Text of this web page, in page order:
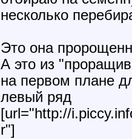
несколько
Это она
А это из
на первом плане
левый ряд
[url="http://
r"]